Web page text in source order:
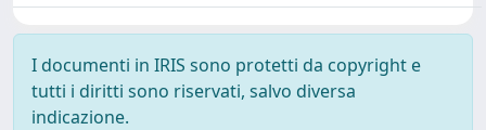
I documenti in IRIS sono protetti da copyright e
tutti i diritti sono riservati, salvo diversa
indicazione.